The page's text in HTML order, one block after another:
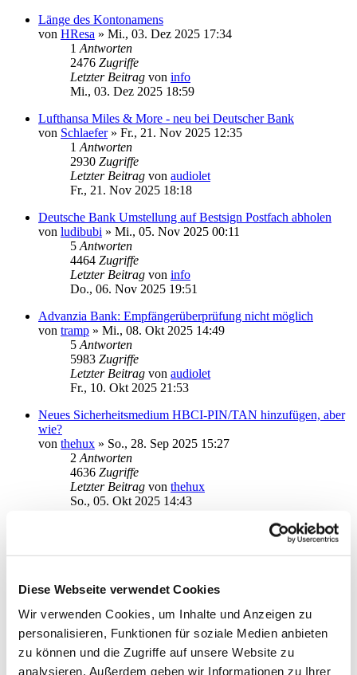
Diese Webseite verwendet Cookies
Wir verwenden Cookies, um Inhalte und Anzeigen zu
personalisieren, Funktionen für soziale Medien anbieten
zu können und die Zugriffe auf unsere Website zu
analysieren. Außerdem geben wir Informationen zu Ihrer
Länge des Kontonamens
von HResa » Mi., 03. Dez 2025 17:34
1 Antworten
2476 Zugriffe
Letzter Beitrag von info
Mi., 03. Dez 2025 18:59
Lufthansa Miles & More - neu bei Deutscher Bank
von Schlaefer» Fr., 21. Nov 2025 12:35
1 Antworten
2930 Zugriffe
Letzter Beitrag von audiolet
Fr., 21. Nov 2025 18:18
Deutsche Bank Umstellung auf Bestsign Postfach abholen
von ludibubi » Mi., 05. Nov 2025 00:11
5 Antworten
4464 Zugriffe
Letzter Beitrag von info
Do., 06. Nov 2025 19:51
Advanzia Bank: Empfängerüberprüfung nicht möglich
von tramp » Mi., 08. Okt 2025 14:49
5 Antworten
5983 Zugriffe
Letzter Beitrag von audiolet
Fr., 10. Okt 2025 21:53
Neues Sicherheitsmedium HBCI-PIN/TAN hinzufügen, aber
wie?
von thehux » So., 28. Sep 2025 15:27
2 Antworten
4636 Zugriffe
Letzter Beitrag von thehux
So., 05. Okt 2025 14:43
9Antworten
Letzter Beitragvon Stachel
Ersteinrichtung DKB-Konto mit DKB-App als TAN-
Verfahren
vonel.Barto »Di., 26. Aug 2025 16:52
2Antworten